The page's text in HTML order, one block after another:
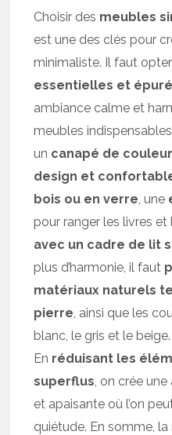
Choisir des meubles
est une des clés pour
minimaliste. Il faut
essentielles et
ambiance calme et
meubles
un canapé de
design et
bois ou en verre , une
pour ranger les livres et
avec un cadre de lit
plus d’harmonie, il faut
matériaux naturels
pierre , ainsi que les
blanc, le gris et le beige.
En réduisant les
superflus , on crée
et apaisante où l’on
quiétude. En somme, la